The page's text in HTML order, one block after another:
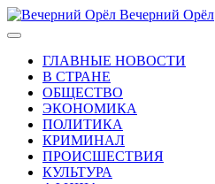
Вечерний Орёл
ГЛАВНЫЕ НОВОСТИ
В СТРАНЕ
ОБЩЕСТВО
ЭКОНОМИКА
ПОЛИТИКА
КРИМИНАЛ
ПРОИСШЕСТВИЯ
КУЛЬТУРА